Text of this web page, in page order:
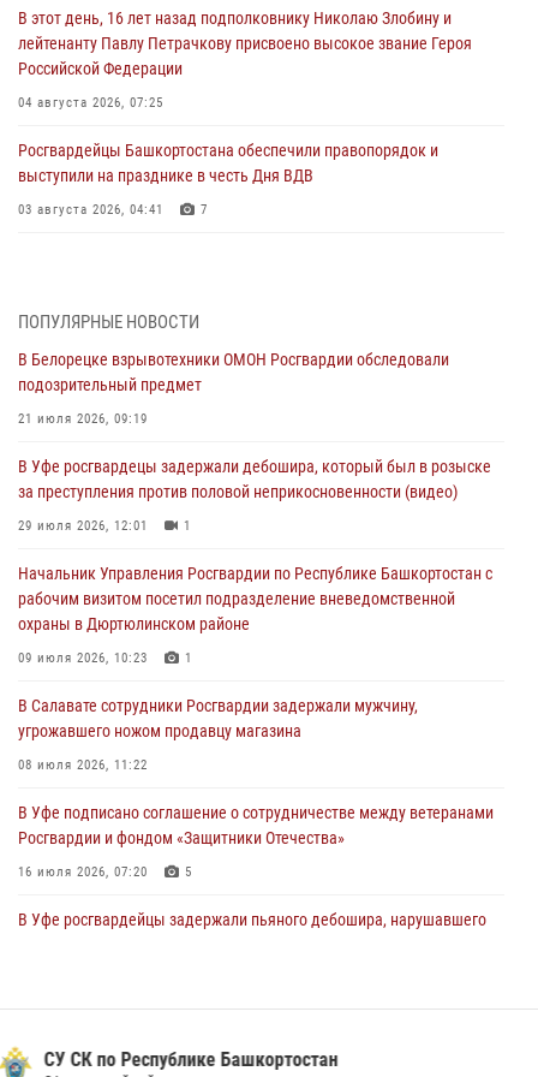
В этот день, 16 лет назад подполковнику Николаю Злобину и
лейтенанту Павлу Петрачкову присвоено высокое звание Героя
Российской Федерации
04 августа 2026, 07:25
Росгвардейцы Башкортостана обеспечили правопорядок и
выступили на празднике в честь Дня ВДВ
03 августа 2026, 04:41 7
03 августа 2026, 04:30 8
В Башкирии росгвардейцы провели волейбольный турнир на
открытом воздухе
03 августа 2026, 04:29
В Уфе росгвардейцы по горячим следам задержали
подозреваемого в открытом хищении из аптеки (видео)
03 августа 2026, 04:15
Начальник отделения учёта и комплектования Росгвардии
Башкортостана ответил на вопросы граждан
30 июля 2026, 12:54
за преступления против половой неприкосновенности (видео)
29 июля 2026, 12:01 1
ПОПУЛЯРНЫЕ НОВОСТИ
В Белорецке взрывотехники ОМОН Росгвардии обследовали
подозрительный предмет
21 июля 2026, 09:19
В Уфе росгвардецы задержали дебошира, который был в розыске
за преступления против половой неприкосновенности (видео)
29 июля 2026, 12:01 1
Начальник Управления Росгвардии по Республике Башкортостан с
рабочим визитом посетил подразделение вневедомственной
охраны в Дюртюлинском районе
09 июля 2026, 10:23 1
В Салавате сотрудники Росгвардии задержали мужчину,
угрожавшего ножом продавцу магазина
08 июля 2026, 11:22
В Уфе подписано соглашение о сотрудничестве между ветеранами
Росгвардии и фондом «Защитники Отечества»
16 июля 2026, 07:20 5
В Уфе росгвардейцы задержали пьяного дебошира, нарушавшего
навыки беспарашютного десантированияВневедомственная охрана